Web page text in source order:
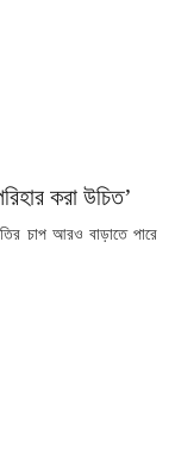
করা উচিত’
চাপ আরও বাড়াতে পারে